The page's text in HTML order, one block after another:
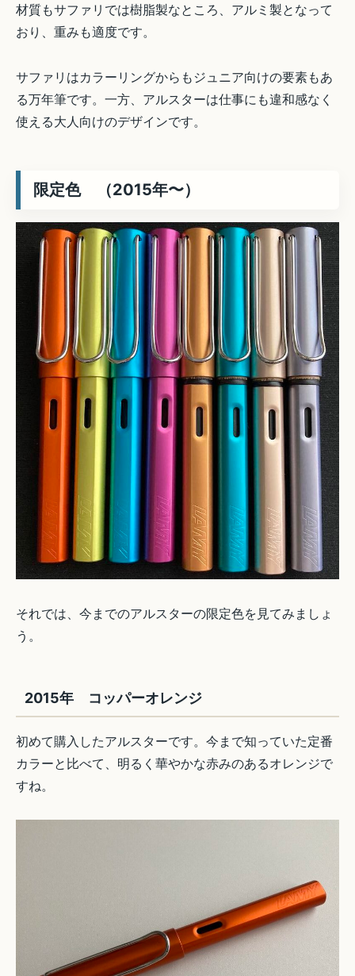
材質もサファリでは樹脂製なところ、アルミ製となって
おり、重みも適度です。
サファリはカラーリングからもジュニア向けの要素もあ
る万年筆です。一方、アルスターは仕事にも違和感なく
使える大人向けのデザインです。
限定色 （2015年〜）
それでは、今までのアルスターの限定色を見てみましょ
う。
2015年 コッパーオレンジ
初めて購入したアルスターです。今まで知っていた定番
カラーと比べて、明るく華やかな赤みのあるオレンジで
すね。